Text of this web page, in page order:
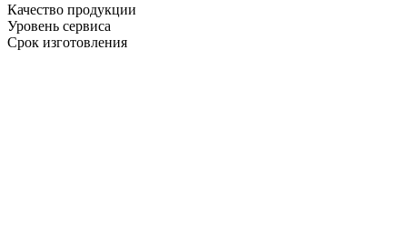
Качество продукции
Уровень сервиса
Срок изготовления